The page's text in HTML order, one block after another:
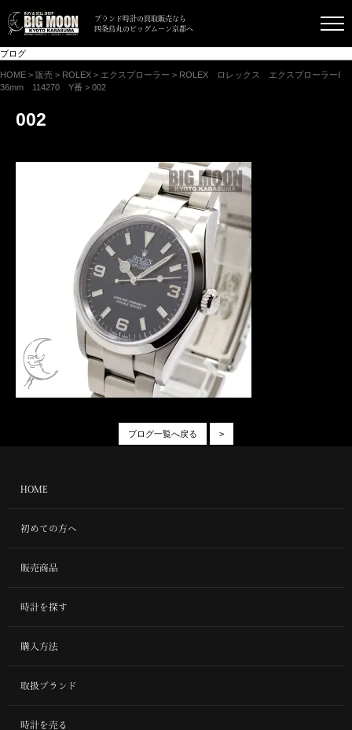
ブランド時計の買取販売なら
四条烏丸のビッグムーン京都へ
ブログ
HOME > 販売 > ROLEX > エクスプローラー > ROLEX ロレックス エクスプローラーⅠ
36mm 114270 Y番 > 002
002
>
ブログ一覧へ戻る
HOME
初めての方へ
販売商品
時計を探す
購入方法
取扱ブランド
時計を売る